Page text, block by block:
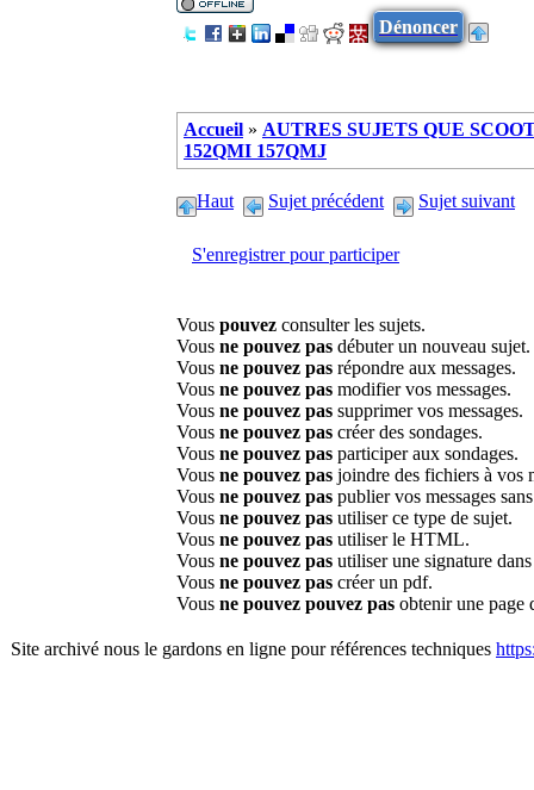
Dénoncer
Accueil » AUTRES SUJETS QUE
152QMI 157QMJ
Haut Sujet précédent Sujet suivant
S'enregistrer pour participer
Vous pouvez consulter les sujets.
Vous ne pouvez pas débuter un nouveau sujet.
Vous ne pouvez pas répondre aux messages.
Vous ne pouvez pas modifier vos messages.
Vous ne pouvez pas supprimer vos messages.
Vous ne pouvez pas créer des sondages.
Vous ne pouvez pas participer aux sondages.
Vous ne pouvez pas joindre des fichiers à vos
Vous ne pouvez pas publier vos messages
Vous ne pouvez pas utiliser ce type de sujet.
Vous ne pouvez pas utiliser le HTML.
Vous ne pouvez pas utiliser une signature
Vous ne pouvez pas créer un pdf.
Vous ne pouvez pouvez pas obtenir une page
Site archivé nous le gardons en ligne pour références techniques